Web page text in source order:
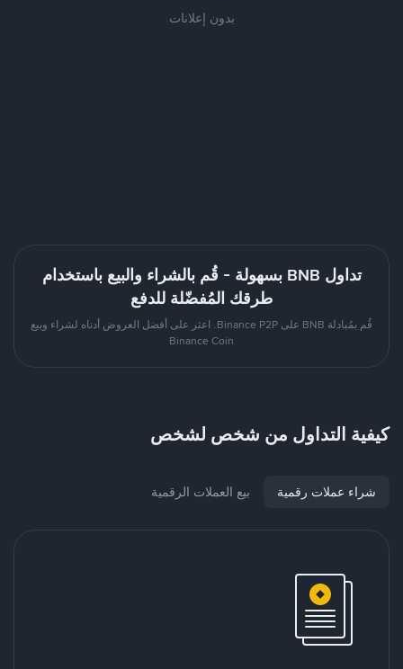
بدون إعلانات
تداول BNB بسهولة - قُم بالشراء والبيع باستخدام
طرقك المُفضّلة للدفع
قُم بمُبادلة BNB على Binance P2P. اعثر على أفضل العروض أدناه لشراء وبيع
Binance Coin
كيفية التداول من شخص لشخص
شراء عملات رقمية بيع العملات الرقمية